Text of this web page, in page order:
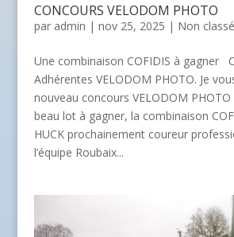
CONCOURS VELODOM PHOTO
par admin | nov 25, 2025 | Non classé
Une combinaison COFIDIS à gagner
Adhérentes VELODOM PHOTO. Je
nouveau concours VELODOM
beau lot à gagner, la combinaison
HUCK prochainement coureur
l’équipe Roubaix...